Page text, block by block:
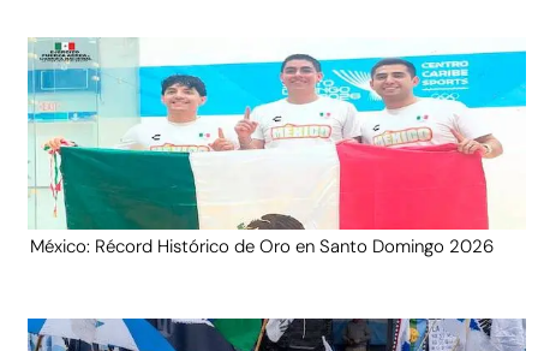
México: Récord Histórico de Oro en Santo Domingo 2026